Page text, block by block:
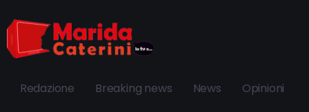
Redazione Breaking news News Opinioni